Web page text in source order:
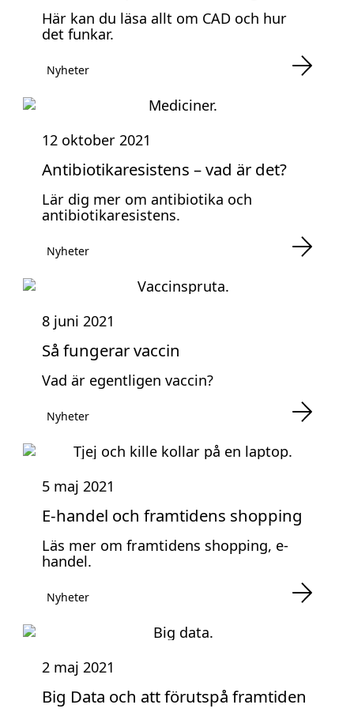
Här kan du läsa allt om CAD och hur
det funkar.
Nyheter
12 oktober 2021
Antibiotikaresistens – vad är det?
Lär dig mer om antibiotika och
antibiotikaresistens.
Nyheter
8 juni 2021
Så fungerar vaccin
Vad är egentligen vaccin?
Nyheter
5 maj 2021
E-handel och framtidens shopping
Läs mer om framtidens shopping, e-
handel.
Nyheter
2 maj 2021
Big Data och att förutspå framtiden